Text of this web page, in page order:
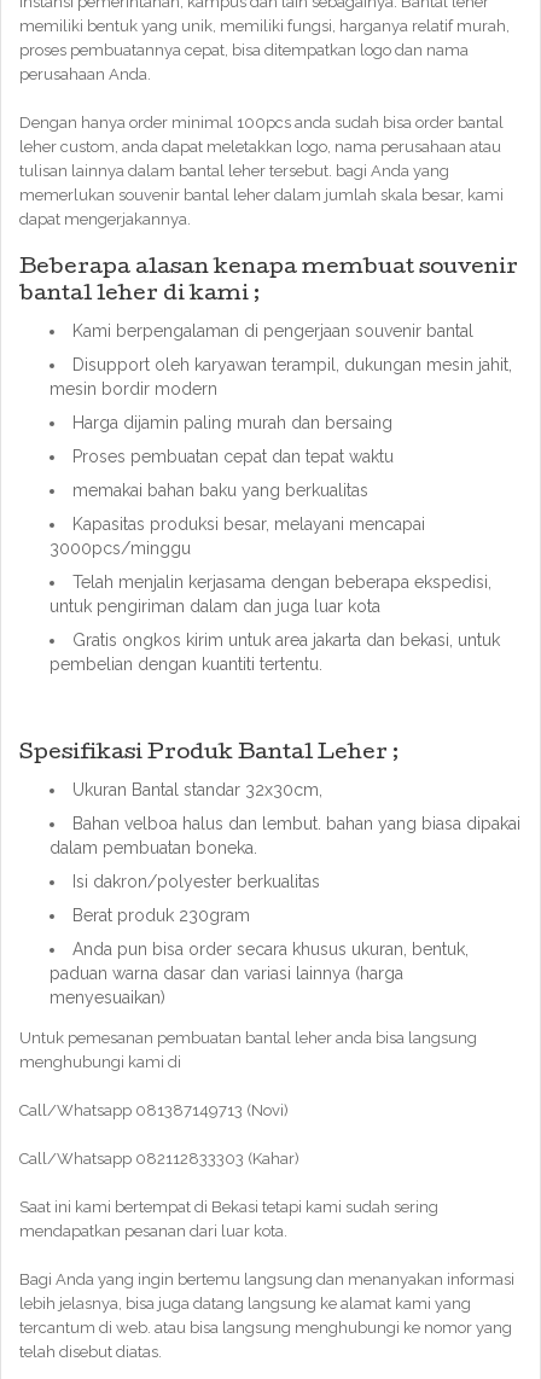
memiliki bentuk yang unik, memiliki fungsi, harganya relatif murah,
proses pembuatannya cepat, bisa ditempatkan logo dan nama
perusahaan Anda.
Dengan hanya order minimal 100pcs anda sudah bisa order bantal
leher custom, anda dapat meletakkan logo, nama perusahaan atau
tulisan lainnya dalam bantal leher tersebut. bagi Anda yang
memerlukan souvenir bantal leher dalam jumlah skala besar, kami
dapat mengerjakannya.
Beberapa alasan kenapa membuat souvenir
bantal leher di kami ;
Kami berpengalaman di pengerjaan souvenir bantal
Disupport oleh karyawan terampil, dukungan mesin jahit,
mesin bordir modern
Harga dijamin paling murah dan bersaing
Proses pembuatan cepat dan tepat waktu
memakai bahan baku yang berkualitas
Kapasitas produksi besar, melayani mencapai
3000pcs/minggu
Telah menjalin kerjasama dengan beberapa ekspedisi,
untuk pengiriman dalam dan juga luar kota
Gratis ongkos kirim untuk area jakarta dan bekasi, untuk
pembelian dengan kuantiti tertentu.
Spesifikasi Produk Bantal Leher ;
Ukuran Bantal standar 32x30cm,
Bahan velboa halus dan lembut. bahan yang biasa dipakai
dalam pembuatan boneka.
Isi dakron/polyester berkualitas
Berat produk 230gram
Anda pun bisa order secara khusus ukuran, bentuk,
paduan warna dasar dan variasi lainnya (harga
menyesuaikan)
Untuk pemesanan pembuatan bantal leher anda bisa langsung
menghubungi kami di
Call/Whatsapp 081387149713 (Novi)
Call/Whatsapp 082112833303 (Kahar)
Saat ini kami bertempat di Bekasi tetapi kami sudah sering
mendapatkan pesanan dari luar kota.
Bagi Anda yang ingin bertemu langsung dan menanyakan informasi
lebih jelasnya, bisa juga datang langsung ke alamat kami yang
tercantum di web. atau bisa langsung menghubungi ke nomor yang
telah disebut diatas.